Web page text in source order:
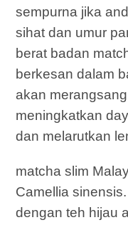
sempurna jika
sihat dan umur
berat badan
berkesan dalam
akan
meningkatkan
dan melarutkan
matcha slim
Camellia
dengan teh hijau